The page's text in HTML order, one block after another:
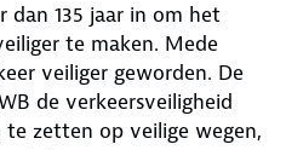
dan 135 jaar in om het
te maken. Mede
veiliger geworden. De
de verkeersveiligheid
zetten op veilige wegen,